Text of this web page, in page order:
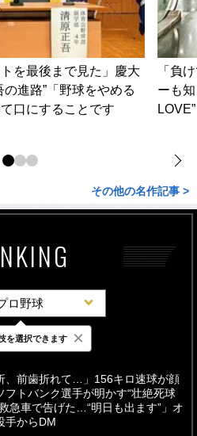
を最後まで見た」慶大
進路”「野球をやめる
口にすることです
「負
ーも
その他の名作記事 >
ロ野球
24時間 週間
、前歯折れて…」156キロ速球が顔
フトバンク選手が明かす“壮絶死球
急車で告げた…“明日も出ます”」オ
手からDM
を選択できます ×